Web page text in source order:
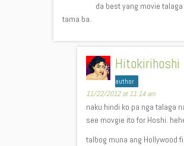
da best yang movie
tama ba.
Hitokirihoshi
author
11/22/2012 at 11:14 am
naku hindi ko pa nga talaga
see movgie ito for Hoshi.
talbog muna ang Hollywood